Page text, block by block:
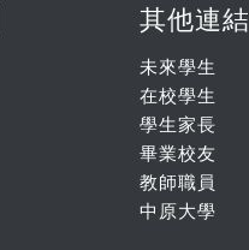
其他連結
未來學生
在校學生
學生家長
畢業校友
教師職員
中原大學